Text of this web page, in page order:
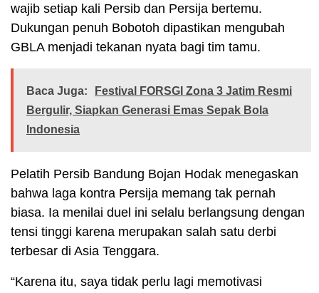
wajib setiap kali Persib dan Persija bertemu.
Dukungan penuh Bobotoh dipastikan mengubah
GBLA menjadi tekanan nyata bagi tim tamu.
Baca Juga:
Festival FORSGI Zona 3 Jatim Resmi
Bergulir, Siapkan Generasi Emas Sepak Bola
Indonesia
Pelatih Persib Bandung Bojan Hodak menegaskan
bahwa laga kontra Persija memang tak pernah
biasa. Ia menilai duel ini selalu berlangsung dengan
tensi tinggi karena merupakan salah satu derbi
terbesar di Asia Tenggara.
“Karena itu, saya tidak perlu lagi memotivasi